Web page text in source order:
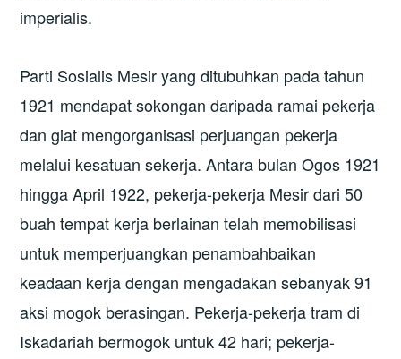
imperialis.
Parti Sosialis Mesir yang ditubuhkan pada tahun
1921 mendapat sokongan daripada ramai pekerja
dan giat mengorganisasi perjuangan pekerja
melalui kesatuan sekerja. Antara bulan Ogos 1921
hingga April 1922, pekerja-pekerja Mesir dari 50
buah tempat kerja berlainan telah memobilisasi
untuk memperjuangkan penambahbaikan
keadaan kerja dengan mengadakan sebanyak 91
aksi mogok berasingan. Pekerja-pekerja tram di
Iskadariah bermogok untuk 42 hari; pekerja-